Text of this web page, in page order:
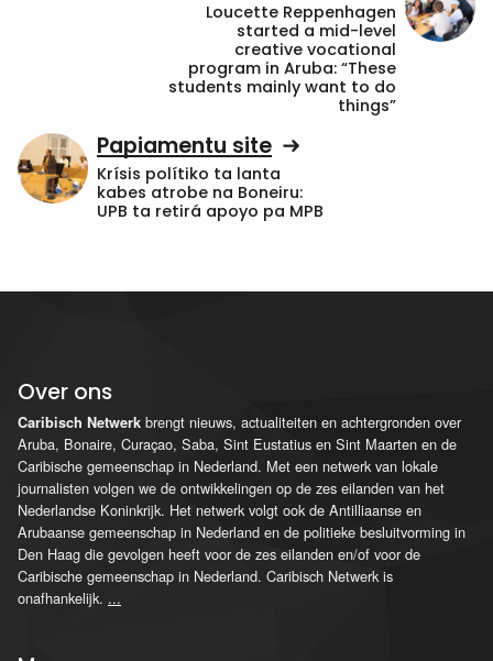
Loucette Reppenhagen
started a mid-level
creative vocational
program in Aruba: “These
students mainly want to do
things”
Papiamentu site
Krísis polítiko ta lanta
kabes atrobe na Boneiru:
UPB ta retirá apoyo pa MPB
Over ons
Caribisch Netwerk brengt nieuws, actualiteiten en achtergronden over
Aruba, Bonaire, Curaçao, Saba, Sint Eustatius en Sint Maarten en de
Caribische gemeenschap in Nederland. Met een netwerk van lokale
journalisten volgen we de ontwikkelingen op de zes eilanden van het
Nederlandse Koninkrijk. Het netwerk volgt ook de Antilliaanse en
Arubaanse gemeenschap in Nederland en de politieke besluitvorming in
Den Haag die gevolgen heeft voor de zes eilanden en/of voor de
Caribische gemeenschap in Nederland. Caribisch Netwerk is
onafhankelijk. ...